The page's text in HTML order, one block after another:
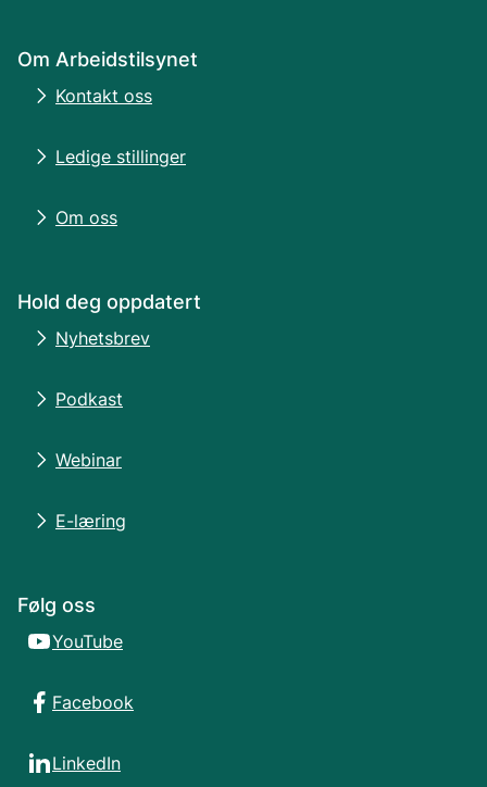
Om Arbeidstilsynet
Kontakt oss
Ledige stillinger
Om oss
Hold deg oppdatert
Nyhetsbrev
Podkast
Webinar
E-læring
Følg oss
YouTube
Facebook
LinkedIn